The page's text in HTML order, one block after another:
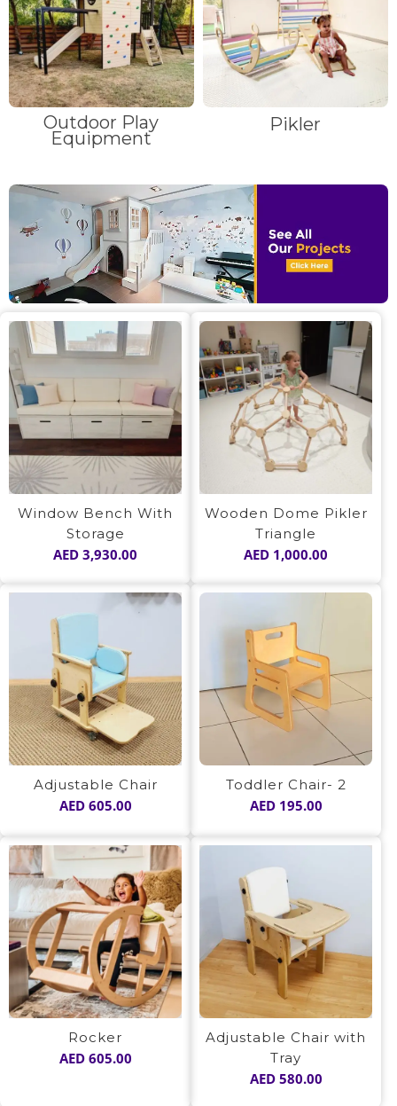
Outdoor Play
Equipment
Pikler
Window Bench With
Storage
AED 3,930.00
Wooden Dome Pikler
Triangle
AED 1,000.00
Adjustable Chair
AED605.00
Toddler Chair- 2
AED195.00
Rocker
AED605.00
Adjustable Chair with
Tray
AED580.00